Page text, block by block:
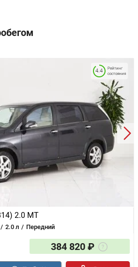
2.0 MT
2.0 л Передний
Рейтинг
состояния
4.4
384 820 ₽